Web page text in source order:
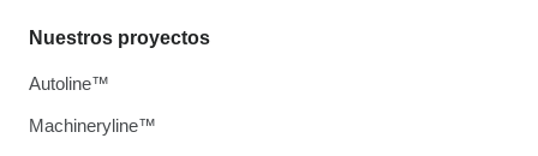
Nuestros proyectos
Autoline™
Machineryline™